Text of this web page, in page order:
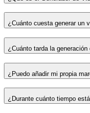
¿Cuánto cuesta generar un
¿Cuánto tarda la generación
¿Puedo añadir mi propia
¿Durante cuánto tiempo